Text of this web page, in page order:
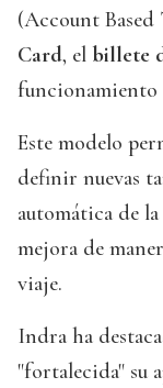
(Account
Card, el billete
funcionamiento
Este modelo
definir nuevas
automática de
mejora de
viaje.
Indra ha
"fortalecida" su